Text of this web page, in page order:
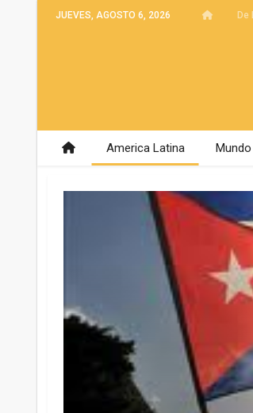
JUEVES, AGOSTO 6, 2026 De
America Latina Mundo